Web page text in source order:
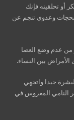
أو تحلقينه فإنك
وعدوى تنجم عن
من عدم وضع العصا
بين النساء.
جيدا واتجهي
النامي المغروس في